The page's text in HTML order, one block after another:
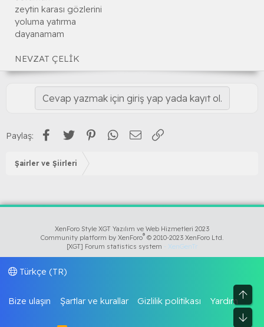
zeytin karası gözlerini
yoluma yatırma
dayanamam
NEVZAT ÇELİK
Cevap yazmak için giriş yap yada kayıt ol.
Paylaş: Facebook
Twitter PinterestWhatsApp
E-posta
Şairler ve Şiirleri
Üst
Alt
XenForo Style XGT Yazılım ve Web Hizmetleri 2023
Community platform by XenForo® © 2010-2023 XenForo Ltd.
[XGT] Forum statistics system - XenGenTr
Türkçe (TR)
Bize ulaşın Şartlar ve kurallar Gizlilik politikası Yardım